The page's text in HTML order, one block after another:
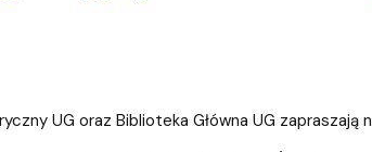
Ukrainy
dydaktycznej
UG oraz Biblioteka Główna UG zapraszają